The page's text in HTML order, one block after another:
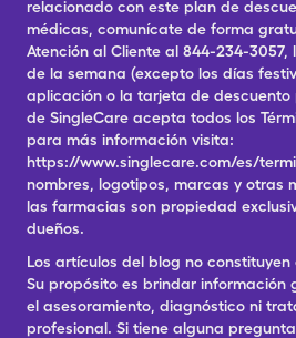
relacionado con este plan de
médicas, comunícate de forma
Atención al Cliente al 844-234-3057,
de la semana (excepto los días
aplicación o la tarjeta de
de SingleCare acepta todos los
para más información visita:
https://www.singlecare.com/es/
nombres, logotipos, marcas y otras
las farmacias son propiedad
dueños.
Los artículos del blog no
Su propósito es brindar información
el asesoramiento, diagnóstico ni
profesional. Si tiene alguna